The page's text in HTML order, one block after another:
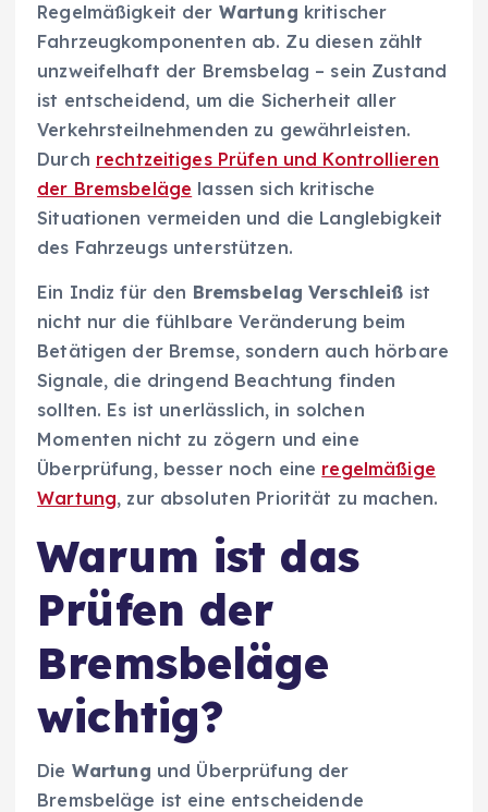
Regelmäßigkeit der Wartung kritischer
Fahrzeugkomponenten ab. Zu diesen zählt
unzweifelhaft der Bremsbelag – sein Zustand
ist entscheidend, um die Sicherheit aller
Verkehrsteilnehmenden zu gewährleisten.
Durch rechtzeitiges Prüfen und Kontrollieren
der Bremsbeläge lassen sich kritische
Situationen vermeiden und die Langlebigkeit
des Fahrzeugs unterstützen.
Ein Indiz für den Bremsbelag Verschleiß ist
nicht nur die fühlbare Veränderung beim
Betätigen der Bremse, sondern auch hörbare
Signale, die dringend Beachtung finden
sollten. Es ist unerlässlich, in solchen
Momenten nicht zu zögern und eine
Überprüfung, besser noch eine regelmäßige
Wartung, zur absoluten Priorität zu machen.
Warum ist das
Prüfen der
Bremsbeläge
wichtig?
Die Wartung und Überprüfung der
Bremsbeläge ist eine entscheidende